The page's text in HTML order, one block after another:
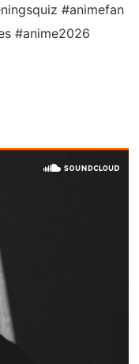
#animefan
#anime2026